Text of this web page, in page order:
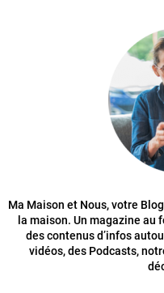
Ma Maison et Nous, votre
la maison. Un magazine au
des contenus d’infos
vidéos, des Podcasts,